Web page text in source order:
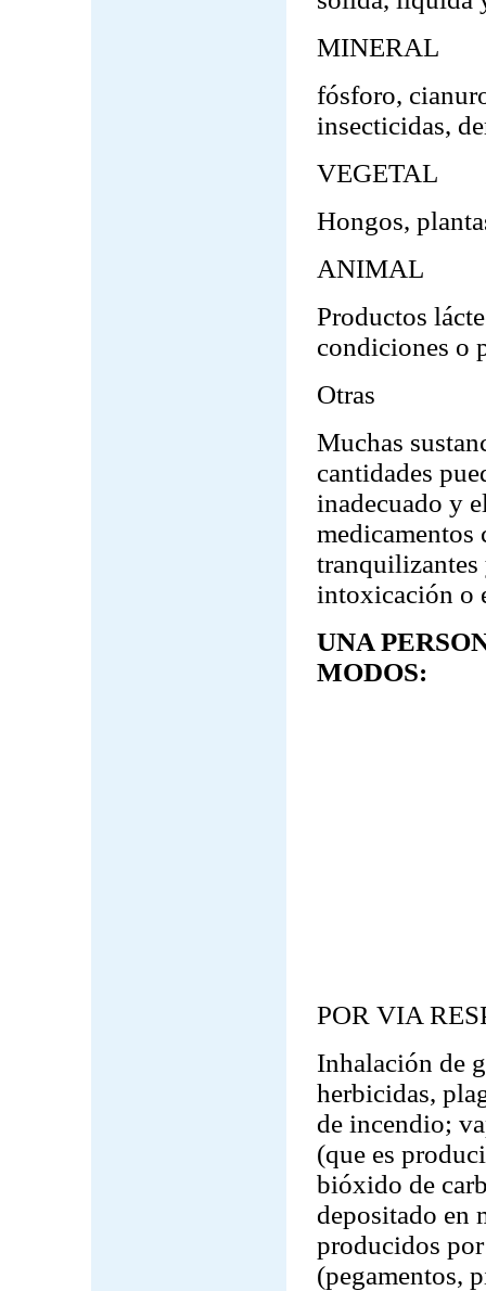
MINERAL
fósforo,
insecticidas,
VEGETAL
Hongos,
ANIMAL
Productos
condiciones o
Otras
Muchas
cantidades
inadecuado y
medicamentos
tranquilizantes
intoxicación o
UNA
MODOS:
POR VIA
Inhalación de
herbicidas,
de incendio;
(que es
bióxido de
depositado en
producidos
(pegamentos,